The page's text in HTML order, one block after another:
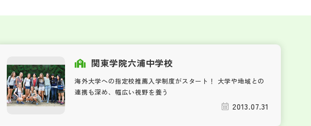
関東学院六浦中学校
海外大学への指定校推薦入学制度がスタート！ 大学や地域との
連携も深め、幅広い視野を養う
2013.07.31